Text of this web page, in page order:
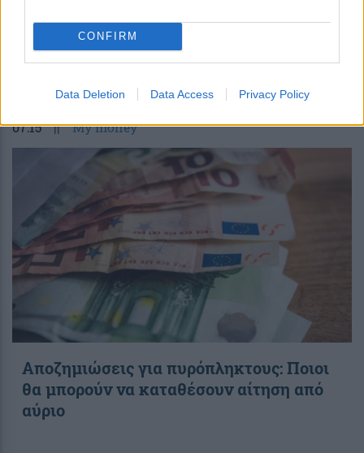
CONFIRM
Data Deletion Data Access Privacy Policy
περισσότερα
07:15 || My money
Αποζημιώσεις για πυρόπληκτους: Ποιοι
θα μπορούν να καταθέσουν αίτηση από
αύριο